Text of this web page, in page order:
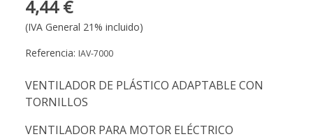
4,44 €
(IVA General 21% incluido)
Referencia: IAV-7000
VENTILADOR DE PLÁSTICO ADAPTABLE CON
TORNILLOS
VENTILADOR PARA MOTOR ELÉCTRICO